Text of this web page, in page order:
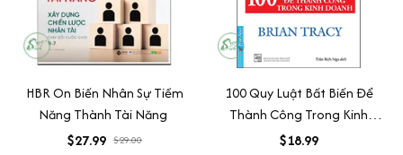
HBR On Biến Nhân Sự Tiềm
Năng Thành Tài Năng
$27.99 $29.00
100 Quy Luật Bất Biến Để
Thành Công Trong Kinh
Doanh
$18.99